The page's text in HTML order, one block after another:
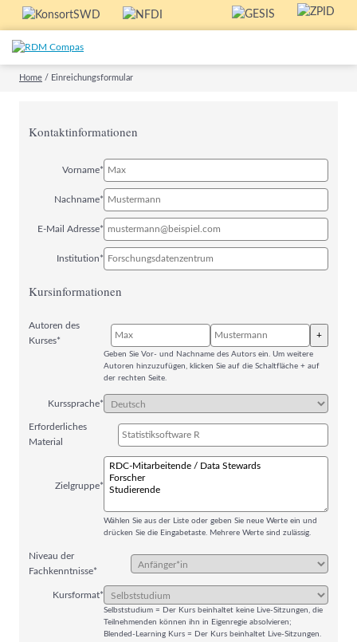
Home / Einreichungsformular
Kontaktinformationen
Vorname*
Nachname*
E-Mail Adresse*
Institution*
Kursinformationen
Autoren des
Kurses*
+
Geben Sie Vor- und Nachname des Autors ein. Um weitere
Autoren hinzuzufügen, klicken Sie auf die Schaltfläche + auf
der rechten Seite.
Kurssprache*
Erforderliches
Material
Zielgruppe*
Wählen Sie aus der Liste oder geben Sie neue Werte ein und
drücken Sie die Eingabetaste. Mehrere Werte sind zulässig.
Niveau der
Fachkenntnisse*
Kursformat*
Selbststudium = Der Kurs beinhaltet keine Live-Sitzungen, die
Teilnehmenden können ihn in Eigenregie absolvieren;
Blended-Learning Kurs = Der Kurs beinhaltet Live-Sitzungen.